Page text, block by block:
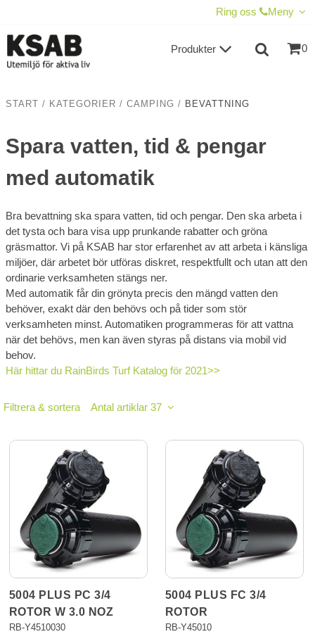
Ring oss Meny
0
Produkter
START / KATEGORIER / CAMPING / BEVATTNING
Spara vatten, tid & pengar
med automatik
Bra bevattning ska spara vatten, tid och pengar. Den ska arbeta i
det tysta och bara visa upp prunkande rabatter och gröna
gräsmattor. Vi på KSAB har stor erfarenhet av att arbeta i känsliga
miljöer, där arbetet bör utföras diskret, respektfullt och utan att den
ordinarie verksamheten stängs ner.
Med automatik får din grönyta precis den mängd vatten den
behöver, exakt där den behövs och på tider som stör
verksamheten minst. Automatiken programmeras för att vattna
när det behövs, men kan även styras på distans via mobil vid
behov.
Här hittar du RainBirds Turf Katalog för 2021>>
Filtrera & sortera Antal artiklar 37
5004 PLUS PC 3/4
ROTOR W 3.0 NOZ
RB-Y4510030
5004 PLUS FC 3/4
ROTOR
RB-Y45010
TILL KASSAN